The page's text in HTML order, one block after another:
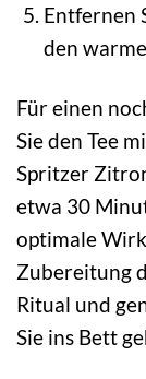
Entfernen
den
Für einen
Sie den Tee
Spritzer
etwa 30
optimale
Zubereitung
Ritual und
Sie ins Bett